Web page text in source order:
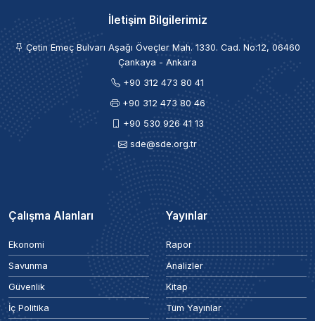
İletişim Bilgilerimiz
Çetin Emeç Bulvarı Aşağı Öveçler Mah. 1330. Cad. No:12, 06460
Çankaya - Ankara
+90 312 473 80 41
+90 312 473 80 46
+90 530 926 41 13
sde@sde.org.tr
Çalışma Alanları
Ekonomi
Savunma
Güvenlik
İç Politika
Yayınlar
Rapor
Analizler
Kitap
Tüm Yayınlar